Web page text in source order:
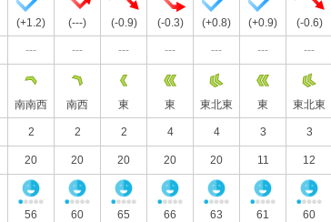
(+1.2) (---) (-0.9) (-0.3) (+0.8) (+0.9) (-0.6)
--- --- --- --- --- --- ---
南南西 南西 東 東 東北東 東 東北東
2 2 2 4 4 3 3
20 20 20 20 20 11 12
56 60 65 66 63 61 60